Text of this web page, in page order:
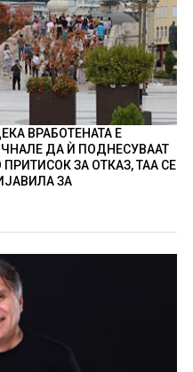
ВРАБОТЕНАТА Е
ДА Ѝ ПОДНЕСУВААТ
ЗА ОТКАЗ, ТАА СЕ
ЗА